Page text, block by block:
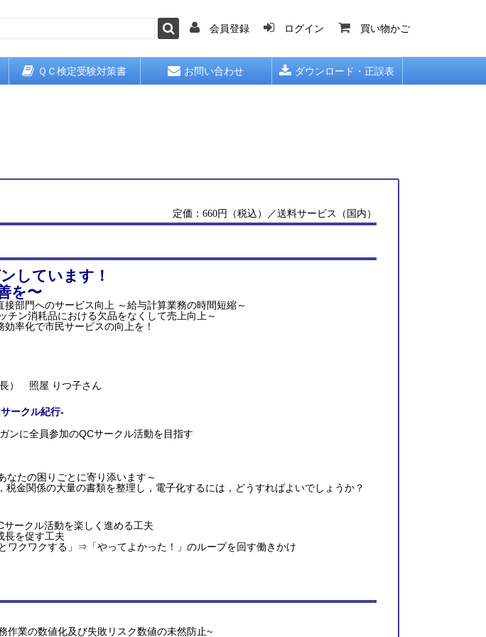
会員登録 ログイン 買い物かご
ＱＣ検定受験対策書 お問い合わせ ダウンロード・正誤表
定価：660円（税込）／送料サービス（国内）
しています！
を〜
部門へのサービス向上 ～給与計算業務の時間短縮～
ン消耗品における欠品をなくして売上向上～
率化で市民サービスの向上を！
） 照屋 りつ子さん
ークル紀行-
ンに全員参加のQCサークル活動を目指す
たの困りごとに寄り添います～
金関係の大量の書類を整理し，電子化するには，どうすればよいでしょうか？
ークル活動を楽しく進める工夫
を促す工夫
ワクする」⇒「やってよかった！」のループを回す働きかけ
作業の数値化及び失敗リスク数値の未然防止~